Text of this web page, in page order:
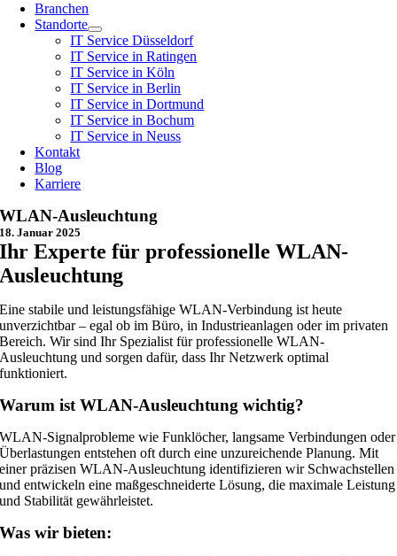
Branchen
Standorte
IT Service Düsseldorf
IT Service in Ratingen
IT Service in Köln
IT Service in Berlin
IT Service in Dortmund
IT Service in Bochum
IT Service in Neuss
Kontakt
Blog
Karriere
WLAN-Ausleuchtung
18. Januar 2025
Ihr Experte für professionelle WLAN-
Ausleuchtung
Eine stabile und leistungsfähige WLAN-Verbindung ist heute
unverzichtbar – egal ob im Büro, in Industrieanlagen oder im privaten
Bereich. Wir sind Ihr Spezialist für professionelle WLAN-
Ausleuchtung und sorgen dafür, dass Ihr Netzwerk optimal
funktioniert.
Warum ist WLAN-Ausleuchtung wichtig?
WLAN-Signalprobleme wie Funklöcher, langsame Verbindungen oder
Überlastungen entstehen oft durch eine unzureichende Planung. Mit
einer präzisen WLAN-Ausleuchtung identifizieren wir Schwachstellen
und entwickeln eine maßgeschneiderte Lösung, die maximale Leistung
und Stabilität gewährleistet.
Was wir bieten: